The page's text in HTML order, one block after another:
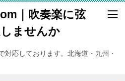
｜吹奏楽に弦
ませんか
対応しております。北海道・九州・